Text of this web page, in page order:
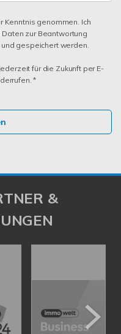
Kenntnis genommen. Ich
zur Beantwortung
gespeichert werden.
für die Zukunft per E-
*
&